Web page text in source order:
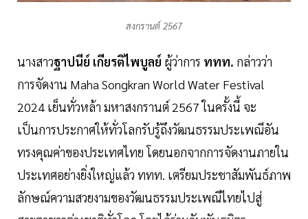
สงกรานต์ 2567
นางสาวฐาปนีย์ เกียรติไพบูลย์ ผู้ว่าการ ททท. กล่าวว่า
การจัดงาน Maha Songkran World Water Festival
2024 เย็นทั่วหล้า มหาสงกรานต์ 2567 ในครั้งนี้ จะ
เป็นการประกาศให้ทั่วโลกรับรู้ถึงวัฒนธรรมประเพณีอัน
ทรงคุณค่าของประเทศไทย โดยนอกจากการจัดงานภายใน
ประเทศอย่างยิ่งใหญ่แล้ว ททท. เตรียมประชาสัมพันธ์ภาพ
ลักษณ์ความสวยงามของวัฒนธรรมประเพณีไทยไปสู่